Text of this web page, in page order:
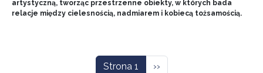
artystyczną, tworząc przestrzenne obiekty, w których bada
relacje między cielesnością, nadmiarem i kobiecą tożsamością.
Strona 1 Następna strona
››